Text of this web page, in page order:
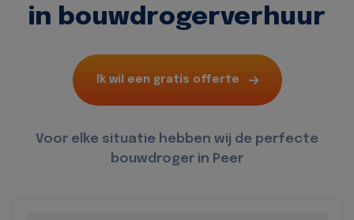
in bouwdrogerverhuur
Ik wil een gratis offerte
Voor elke situatie hebben wij de perfecte
bouwdroger in Peer